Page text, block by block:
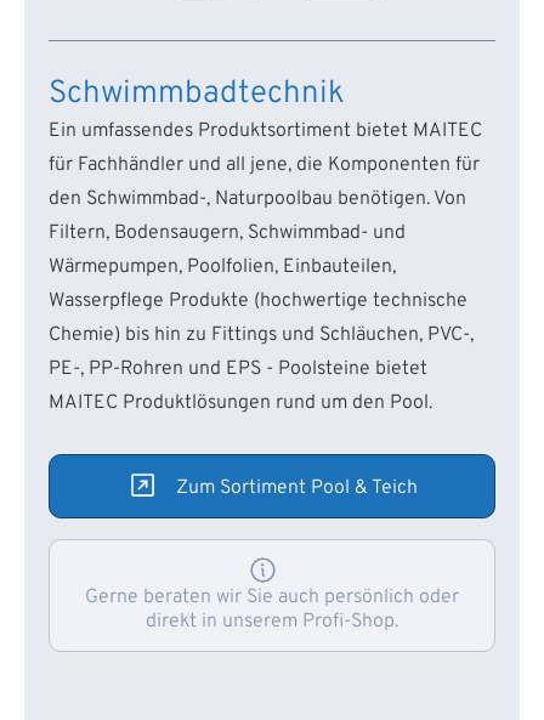
Schwimmbadtechnik
Ein umfassendes Produktsortiment bietet MAITEC
für Fachhändler und all jene, die Komponenten für
den Schwimmbad-, Naturpoolbau benötigen. Von
Filtern, Bodensaugern, Schwimmbad- und
Wärmepumpen, Poolfolien, Einbauteilen,
Wasserpflege Produkte (hochwertige technische
Chemie) bis hin zu Fittings und Schläuchen, PVC-,
PE-, PP-Rohren und EPS - Poolsteine bietet
MAITEC Produktlösungen rund um den Pool.
Zum Sortiment Pool & Teich
Gerne beraten wir Sie auch persönlich oder
direkt in unserem Profi-Shop.